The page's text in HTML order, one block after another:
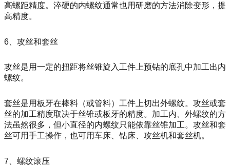
高螺距精度。淬硬的内螺纹通常也用研磨的方法消除变形，提
高精度。
6、攻丝和套丝
攻丝是用一定的扭距将丝锥旋入工件上预钻的底孔中加工出内
螺纹。
套丝是用板牙在棒料（或管料）工件上切出外螺纹。攻丝或套
丝的加工精度取决于丝锥或板牙的精度。加工内、外螺纹的方
法虽然很多，但小直径的内螺纹只能依靠丝锥加工。攻丝和套
丝可用手工操作，也可用车床、钻床、攻丝机和套丝机。
7、螺纹滚压